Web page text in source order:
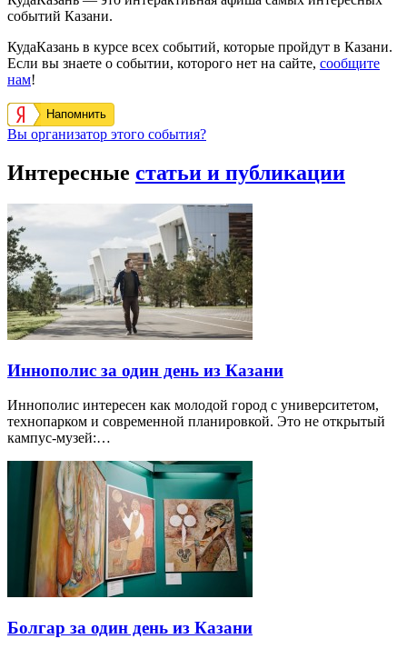
событий Казани.
КудаКазань в курсе всех событий, которые пройдут в Казани.
Если вы знаете о событии, которого нет на сайте, сообщите
нам!
Напомнить
Вы организатор этого события?
Интересные статьи и публикации
Иннополис за один день из Казани
Иннополис интересен как молодой город с университетом,
технопарком и современной планировкой. Это не открытый
кампус-музей:…
Болгар за один день из Казани